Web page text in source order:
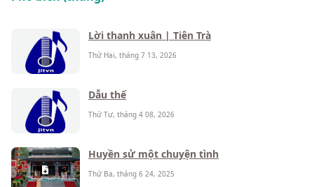
Lời thanh xuân | Tiên Trà
Thứ Hai, tháng 7 13, 2026
Dẫu thế
Thứ Tư, tháng 4 08, 2026
Huyền sử một chuyện tình
Thứ Ba, tháng 6 24, 2025